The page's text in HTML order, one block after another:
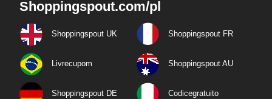
Shoppingspout.com/pl
Shoppingspout UK Shoppingspout FR
Livrecupom Shoppingspout AU
Shoppingspout DE Codicegratuito